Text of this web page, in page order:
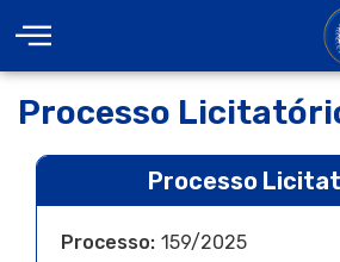
Processo
Processo
Processo: 159/2025